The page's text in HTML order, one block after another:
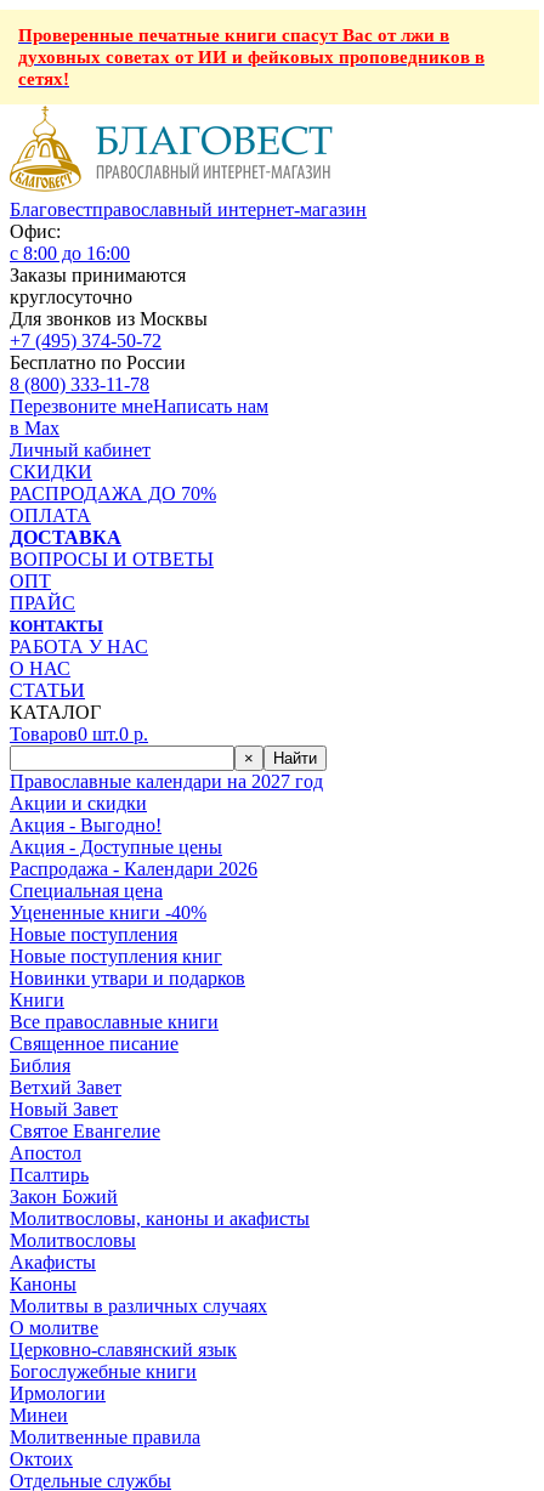
Проверенные печатные книги спасут Вас от лжи в
духовных советах от ИИ и фейковых проповедников в
сетях!
Благовестправославный интернет-магазин
Офис:
с 8:00 до 16:00
Заказы принимаются
круглосуточно
Для звонков из Москвы
+7 (495) 374-50-72
Бесплатно по России
8 (800) 333-11-78
Перезвоните мнеНаписать нам
в Max
Личный кабинет
СКИДКИ
РАСПРОДАЖА ДО 70%
ОПЛАТА
ДОСТАВКА
ВОПРОСЫ И ОТВЕТЫ
ОПТ
ПРАЙС
КОНТАКТЫ
РАБОТА У НАС
О НАС
СТАТЬИ
КАТАЛОГ
Товаров0 шт.0 р.
× Найти
Православные календари на 2027 год
Акции и скидки
Акция - Выгодно!
Акция - Доступные цены
Распродажа - Календари 2026
Специальная цена
Уцененные книги -40%
Новые поступления
Новые поступления книг
Новинки утвари и подарков
Книги
Все православные книги
Священное писание
Библия
Ветхий Завет
Новый Завет
Святое Евангелие
Апостол
Псалтирь
Закон Божий
Молитвословы, каноны и акафисты
Молитвословы
Акафисты
Каноны
Молитвы в различных случаях
О молитве
Церковно-славянский язык
Богослужебные книги
Ирмологии
Минеи
Молитвенные правила
Октоих
Отдельные службы